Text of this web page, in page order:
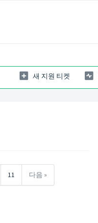
새 지원 티켓
11 다음 »